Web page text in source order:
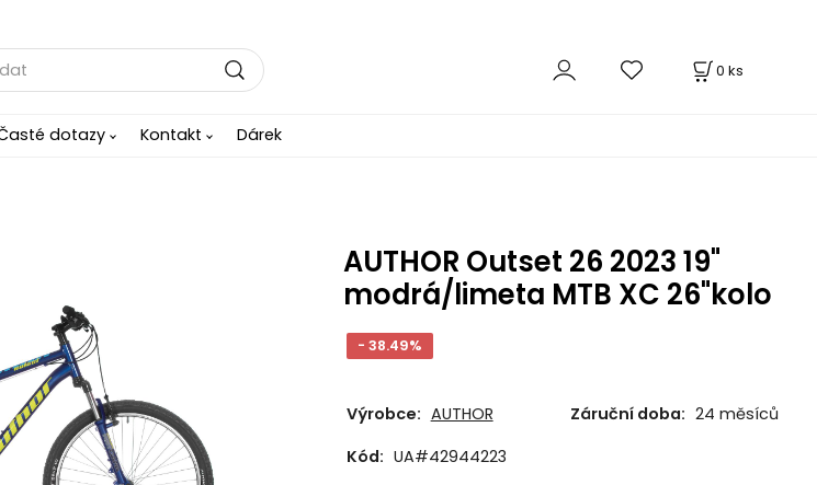
0 ks
dotazy Kontakt Dárek
AUTHOR Outset 26 2023 19"
modrá/limeta MTB XC 26"kolo
- 38.49%
Výrobce: AUTHOR Záruční doba: 24 měsíců
Kód: UA#42944223